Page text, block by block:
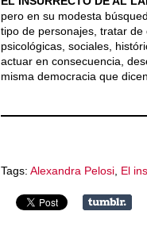
pero en su modesta
tipo de personajes, tratar de
psicológicas, sociales,
actuar en consecuencia,
misma democracia que
Tags: Alexandra Pelosi El